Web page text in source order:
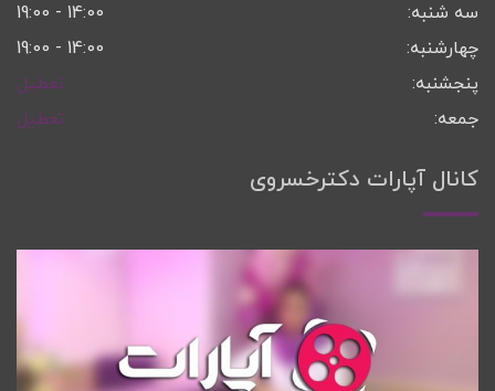
سه شنبه:
14:00 - 19:00
چهارشنبه:
14:00 - 19:00
پنجشنبه:
تعطیل
جمعه:
تعطیل
کانال آپارات دکترخسروی